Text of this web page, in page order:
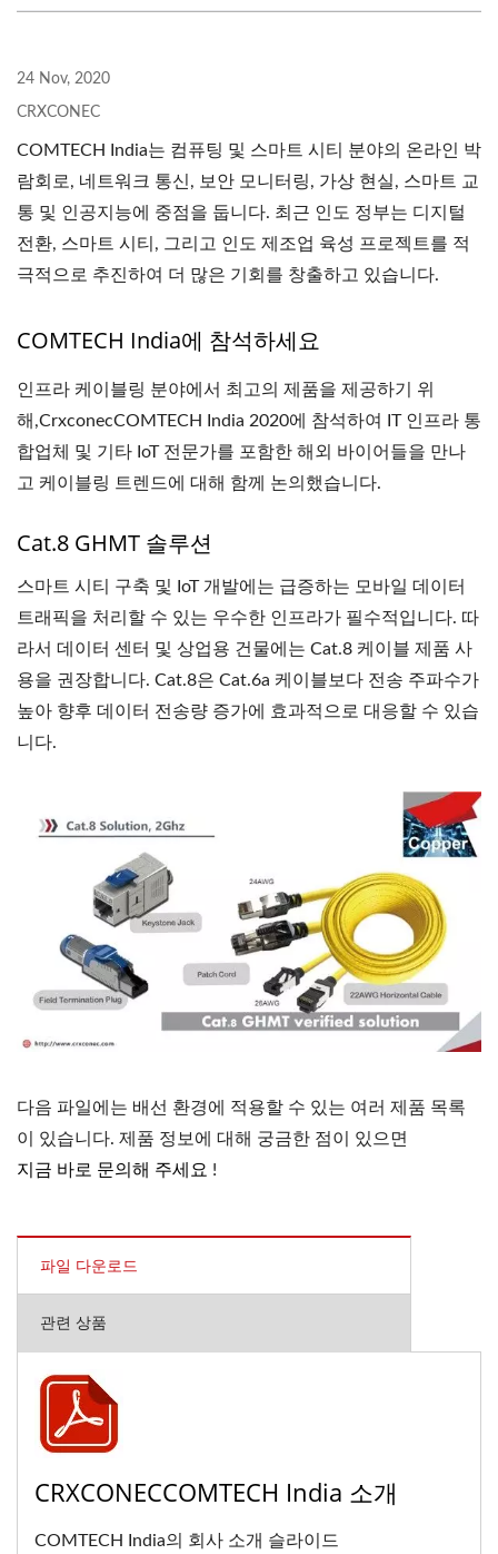
24 Nov, 2020
CRXCONEC
COMTECH India는 컴퓨팅 및 스마트 시티 분야의 온라인 박
람회로, 네트워크 통신, 보안 모니터링, 가상 현실, 스마트 교
통 및 인공지능에 중점을 둡니다. 최근 인도 정부는 디지털
전환, 스마트 시티, 그리고 인도 제조업 육성 프로젝트를 적
극적으로 추진하여 더 많은 기회를 창출하고 있습니다.
COMTECH India에 참석하세요
인프라 케이블링 분야에서 최고의 제품을 제공하기 위
해,CrxconecCOMTECH India 2020에 참석하여 IT 인프라 통
합업체 및 기타 IoT 전문가를 포함한 해외 바이어들을 만나
고 케이블링 트렌드에 대해 함께 논의했습니다.
Cat.8 GHMT 솔루션
스마트 시티 구축 및 IoT 개발에는 급증하는 모바일 데이터
트래픽을 처리할 수 있는 우수한 인프라가 필수적입니다. 따
라서 데이터 센터 및 상업용 건물에는 Cat.8 케이블 제품 사
용을 권장합니다. Cat.8은 Cat.6a 케이블보다 전송 주파수가
높아 향후 데이터 전송량 증가에 효과적으로 대응할 수 있습
니다.
다음 파일에는 배선 환경에 적용할 수 있는 여러 제품 목록
이 있습니다. 제품 정보에 대해 궁금한 점이 있으면
지금 바로 문의해 주세요 !
파일 다운로드
관련 상품
CRXCONECCOMTECH India 소개
COMTECH India의 회사 소개 슬라이드